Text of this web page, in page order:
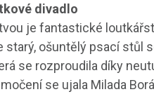
divadlo
je fantastické
starý, ošuntělý psací stůl
se rozproudila díky
se ujala Milada